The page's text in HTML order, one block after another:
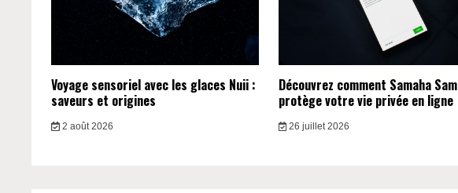
Voyage sensoriel avec les glaces Nuii :
saveurs et origines
2 août 2026
Découvrez comment Samaha Sam
protège votre vie privée en ligne
26 juillet 2026